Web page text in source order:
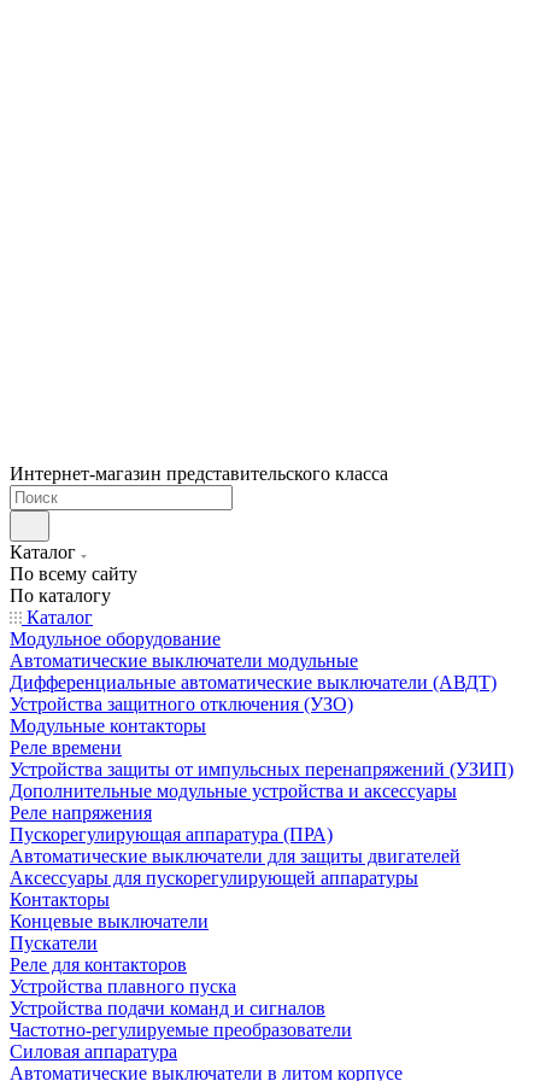
Интернет-магазин представительского класса
Каталог
По всему сайту
По каталогу
Каталог
Модульное оборудование
Автоматические выключатели модульные
Дифференциальные автоматические выключатели (АВДТ)
Устройства защитного отключения (УЗО)
Модульные контакторы
Реле времени
Устройства защиты от импульсных перенапряжений (УЗИП)
Дополнительные модульные устройства и аксессуары
Реле напряжения
Пускорегулирующая аппаратура (ПРА)
Автоматические выключатели для защиты двигателей
Аксессуары для пускорегулирующей аппаратуры
Контакторы
Концевые выключатели
Пускатели
Реле для контакторов
Устройства плавного пуска
Устройства подачи команд и сигналов
Частотно-регулируемые преобразователи
Силовая аппаратура
Автоматические выключатели в литом корпусе